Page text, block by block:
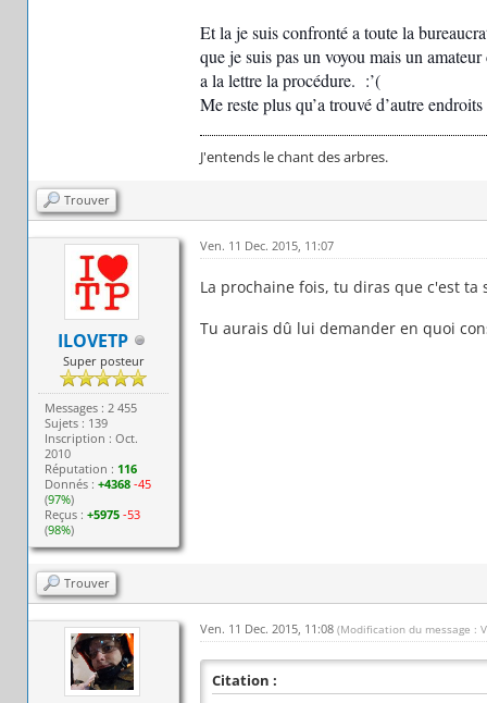
Et la je suis confronté a toute la
que je suis pas un voyou mais un
a la lettre la procédure. :’(
Me reste plus qu’a trouvé d’autre
J'entends le chant des arbres.
Trouver
ILOVETP
Super posteur
Messages : 2 455
Sujets : 139
Inscription : Oct.
2010
Réputation : 116
Donnés :+4368 -45
(97%)
Reçus :+5975 -53
(98%)
Ven. 11 Dec. 2015, 11:07
La prochaine fois, tu diras que c'est ta
Tu aurais dû lui demander en quoi
Trouver
Ven. 11 Dec. 2015, 11:08 (Modification du message :
Citation :